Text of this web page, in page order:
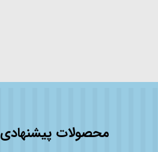
محصولات پیشنهادی